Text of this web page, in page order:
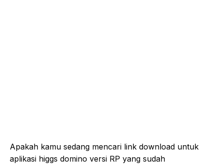
Apakah kamu sedang mencari link download untuk
aplikasi higgs domino versi RP yang sudah